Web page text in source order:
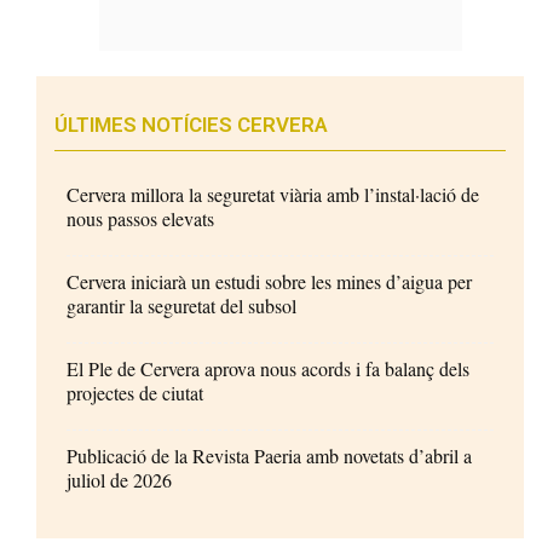
ÚLTIMES NOTÍCIES CERVERA
Cervera millora la seguretat viària amb l’instal·lació de
nous passos elevats
Cervera iniciarà un estudi sobre les mines d’aigua per
garantir la seguretat del subsol
El Ple de Cervera aprova nous acords i fa balanç dels
projectes de ciutat
Publicació de la Revista Paeria amb novetats d’abril a
juliol de 2026